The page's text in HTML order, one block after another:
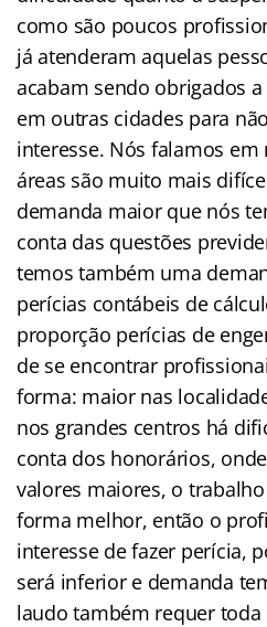
como são poucos
já atenderam aquelas
acabam sendo obrigados
em outras cidades para
interesse. Nós falamos
áreas são muito mais
demanda maior que nós
conta das questões
temos também uma
perícias contábeis de
proporção perícias de
de se encontrar
forma: maior nas
nos grandes centros há
conta dos honorários,
valores maiores, o
forma melhor, então o
interesse de fazer perícia,
será inferior e demanda
laudo também requer